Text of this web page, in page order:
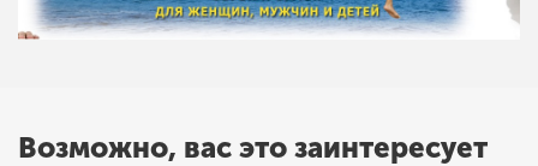
Возможно, вас это заинтересует